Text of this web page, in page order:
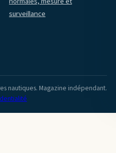
surveillance
nautiques. Magazine indépendant.